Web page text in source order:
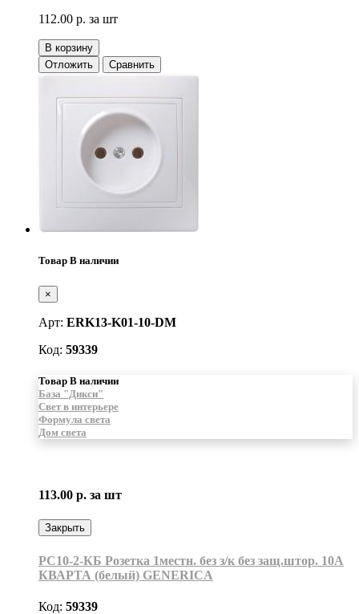
112.00 р. за шт
В корзину
Отложить
Сравнить
Товар В наличии
×
Арт: ERK13-K01-10-DM
Код: 59339
Товар В наличии
База "Дикси"
Свет в интерьере
Формула света
Дом света
113.00 р. за шт
Закрыть
РС10-2-КБ Розетка 1местн. без з/к без защ.штор. 10А
КВАРТА (белый) GENERICA
Код: 59339